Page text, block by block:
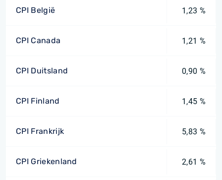
CPI België 1,23 %
CPI Canada 1,21 %
CPI Duitsland 0,90 %
CPI Finland 1,45 %
CPI Frankrijk 5,83 %
CPI Griekenland 2,61 %